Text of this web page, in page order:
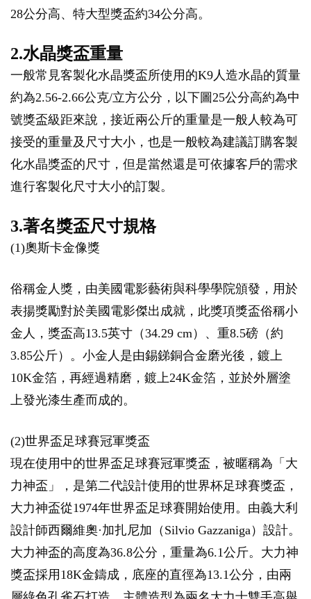
28公分高、特大型獎盃約34公分高。
2.水晶獎盃重量
一般常見客製化水晶獎盃所使用的K9人造水晶的質量
約為2.56-2.66公克/立方公分，以下圖25公分高約為中
號獎盃級距來說，接近兩公斤的重量是一般人較為可
接受的重量及尺寸大小，也是一般較為建議訂購客製
化水晶獎盃的尺寸，但是當然還是可依據客戶的需求
進行客製化尺寸大小的訂製。
3.著名獎盃尺寸規格
(1)奧斯卡金像獎
俗稱金人獎，由美國電影藝術與科學學院頒發，用於
表揚獎勵對於美國電影傑出成就，此獎項獎盃俗稱小
金人，獎盃高13.5英寸（34.29 cm）、重8.5磅（約
3.85公斤）。小金人是由錫銻銅合金磨光後，鍍上
10K金箔，再經過精磨，鍍上24K金箔，並於外層塗
上發光漆生產而成的。
(2)世界盃足球賽冠軍獎盃
現在使用中的世界盃足球賽冠軍獎盃，被暱稱為「大
力神盃」，是第二代設計使用的世界杯足球賽獎盃，
大力神盃從1974年世界盃足球賽開始使用。由義大利
設計師西爾維奧·加扎尼加（Silvio Gazzaniga）設計。
大力神盃的高度為36.8公分，重量為6.1公斤。大力神
獎盃採用18K金鑄成，底座的直徑為13.1公分，由兩